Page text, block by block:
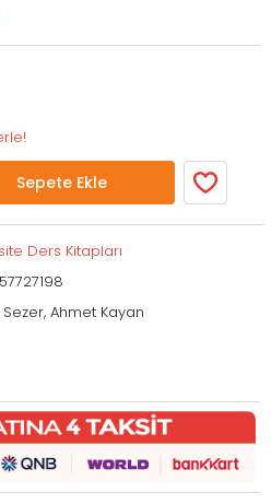
Sepete Ekle
Ders Kitapları
Ahmet Kayan